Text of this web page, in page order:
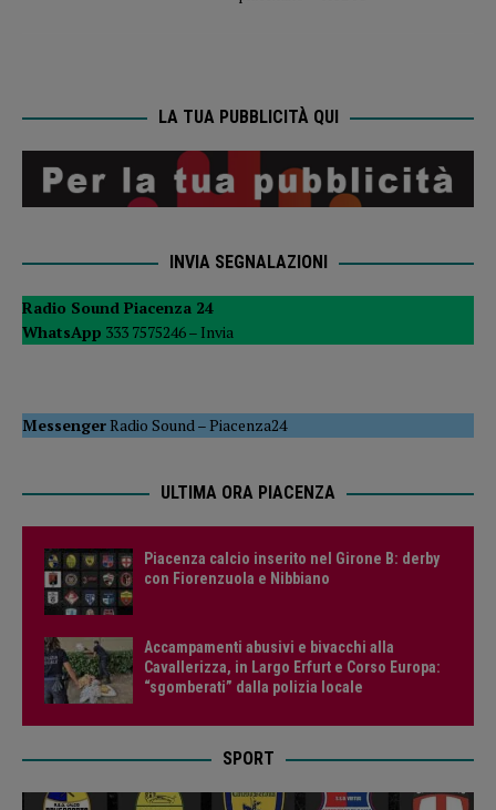
LA TUA PUBBLICITÀ QUI
INVIA SEGNALAZIONI
Radio Sound Piacenza 24
WhatsApp 333 7575246 – Invia
MessengerRadio Sound –Piacenza24
ULTIMA ORA PIACENZA
Piacenza calcio inserito nel Girone B: derby
con Fiorenzuola e Nibbiano
Accampamenti abusivi e bivacchi alla
Cavallerizza, in Largo Erfurt e Corso Europa:
“sgomberati” dalla polizia locale
SPORT